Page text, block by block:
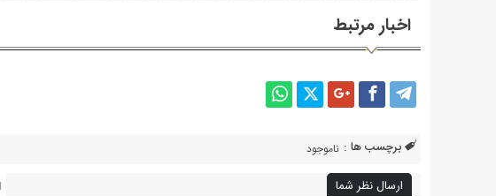
اخبار مرتبط
برچسب ها : ناموجود
ارسال نظر شما